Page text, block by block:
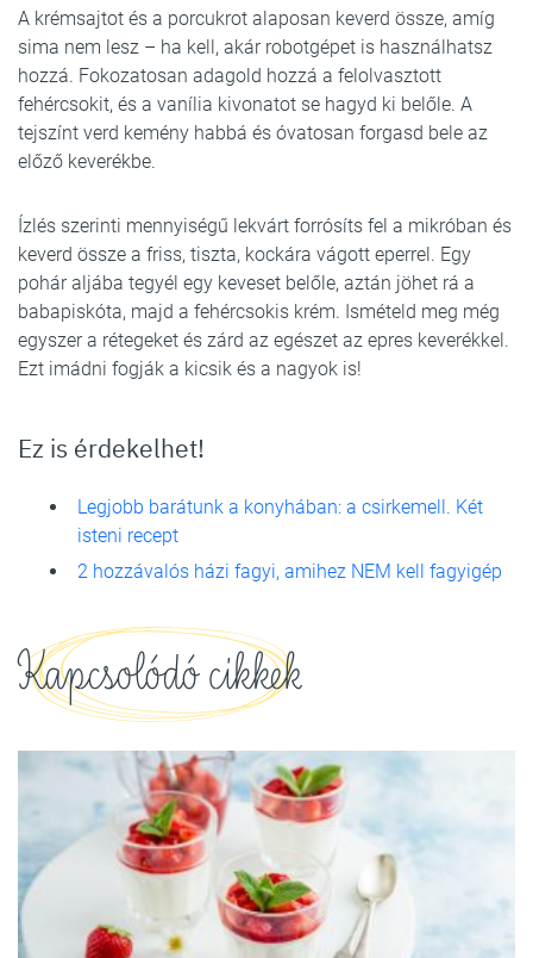
A krémsajtot és a porcukrot alaposan keverd össze, amíg
sima nem lesz – ha kell, akár robotgépet is használhatsz
hozzá. Fokozatosan adagold hozzá a felolvasztott
fehércsokit, és a vanília kivonatot se hagyd ki belőle. A
tejszínt verd kemény habbá és óvatosan forgasd bele az
előző keverékbe.
Ízlés szerinti mennyiségű lekvárt forrósíts fel a mikróban és
keverd össze a friss, tiszta, kockára vágott eperrel. Egy
pohár aljába tegyél egy keveset belőle, aztán jöhet rá a
babapiskóta, majd a fehércsokis krém. Ismételd meg még
egyszer a rétegeket és zárd az egészet az epres keverékkel.
Ezt imádni fogják a kicsik és a nagyok is!
Ez is érdekelhet!
Legjobb barátunk a konyhában: a csirkemell. Két
isteni recept
2 hozzávalós házi fagyi, amihez NEM kell fagyigép
Kapcsolódó cikkek